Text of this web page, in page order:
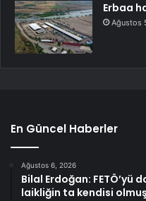
Erbaa
Ağustos
En Güncel Haberler
Ağustos 6, 2026
Bilal Erdoğan: FETÖ’yü
laikliğin ta kendisi